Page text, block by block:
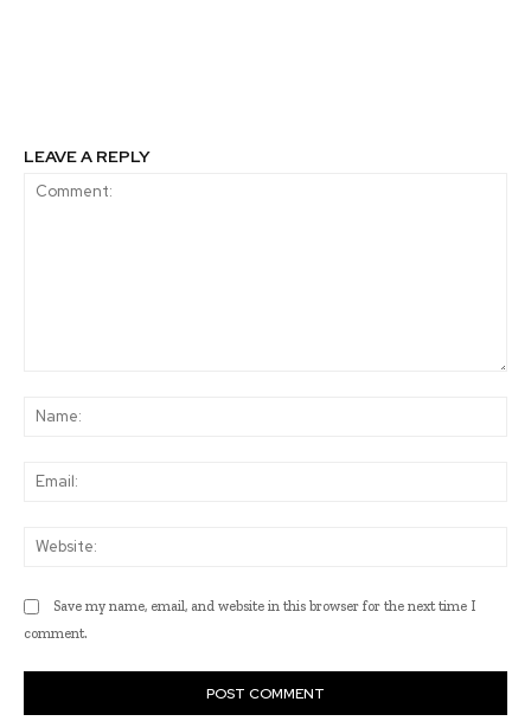
LEAVE A REPLY
Save my name, email, and website in this browser for the next time I
comment.